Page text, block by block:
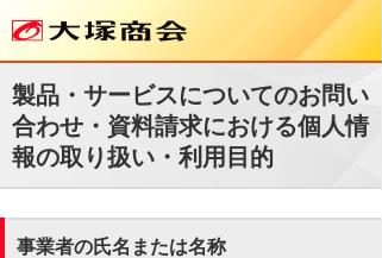
製品・サービスについてのお問い
合わせ・資料請求における個人情
報の取り扱い・利用目的
事業者の氏名または名称